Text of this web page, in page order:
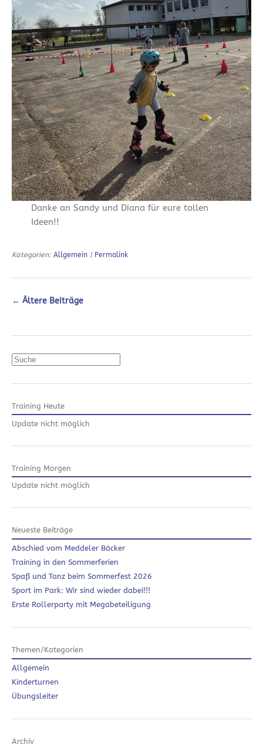
Danke an Sandy und Diana für eure tollen
Ideen!!
Kategorien: Allgemein | Permalink
← Ältere Beiträge
Suchen
Training Heute
Update nicht möglich
Training Morgen
Update nicht möglich
Neueste Beiträge
Abschied vom Meddeler Bäcker
Training in den Sommerferien
Spaß und Tanz beim Sommerfest 2026
Sport im Park: Wir sind wieder dabei!!!
Erste Rollerparty mit Megabeteiligung
Themen/Kategorien
Allgemein
Kinderturnen
Übungsleiter
Archiv